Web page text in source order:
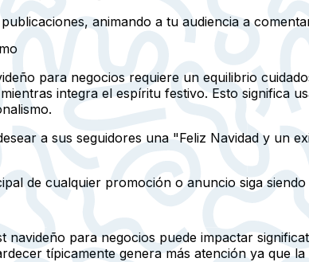
animando a tu audiencia a
para negocios requiere un equilibrio
integra el espíritu festivo. Esto significa
a sus seguidores una "Feliz Navidad y un
de cualquier promoción o anuncio siga
para negocios puede impactar
típicamente genera más atención ya que